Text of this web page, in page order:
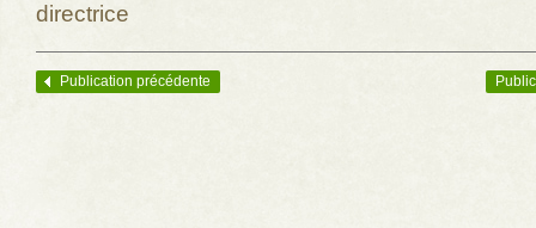
directrice
Navigation des articles
Publication précédente